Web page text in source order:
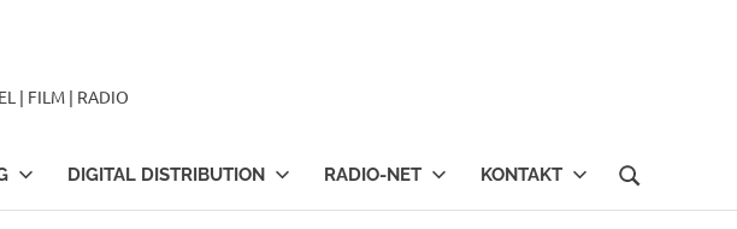
| FILM | RADIO
DIGITAL DISTRIBUTION RADIO-NET KONTAKT